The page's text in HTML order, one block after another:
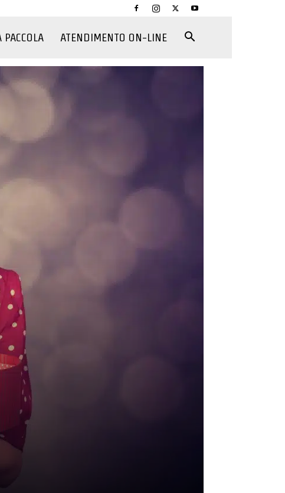
ATENDIMENTO ON-LINE